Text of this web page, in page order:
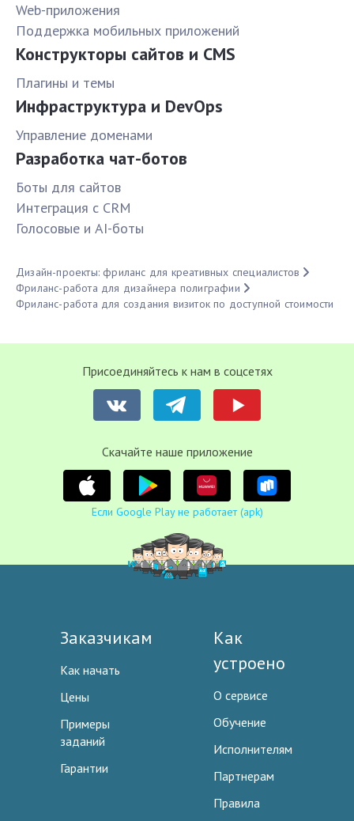
Web-приложения
Поддержка мобильных приложений
Конструкторы сайтов и CMS
Плагины и темы
Инфраструктура и DevOps
Управление доменами
Разработка чат-ботов
Боты для сайтов
Интеграция с CRM
Голосовые и AI-боты
Дизайн-проекты: фриланс для креативных специалистов
Фриланс-работа для дизайнера полиграфии
Фриланс-работа для создания визиток по доступной стоимости
Присоединяйтесь к нам в соцсетях
Cкачайте наше приложение
Если Google Play не работает (apk)
Заказчикам
Как начать
Цены
Примеры
заданий
Гарантии
Как
устроено
О сервисе
Обучение
Исполнителям
Партнерам
Правила